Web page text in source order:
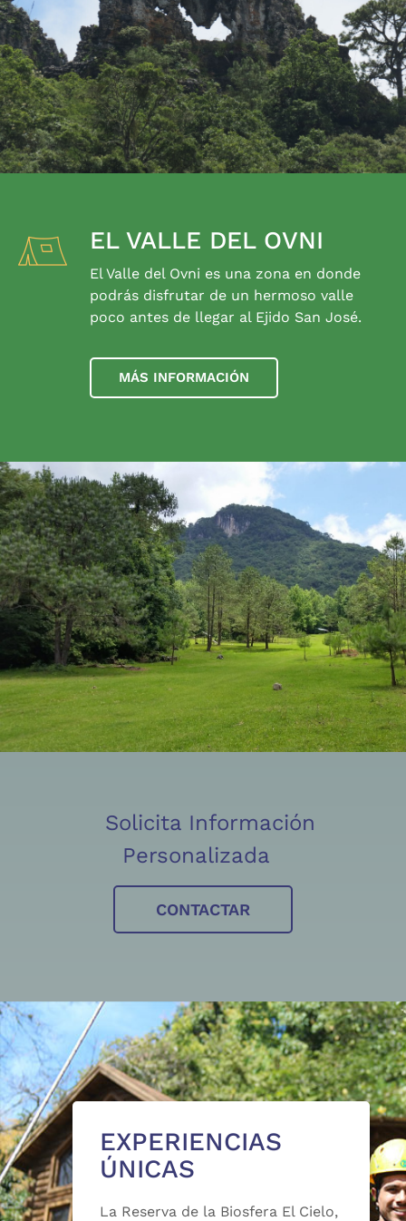
EL VALLE DEL OVNI
El Valle del Ovni es una zona en donde
podrás disfrutar de un hermoso valle
poco antes de llegar al Ejido San José.
MÁS INFORMACIÓN
Solicita Información
Personalizada
CONTACTAR
EXPERIENCIAS
ÚNICAS
La Reserva de la Biosfera El Cielo,